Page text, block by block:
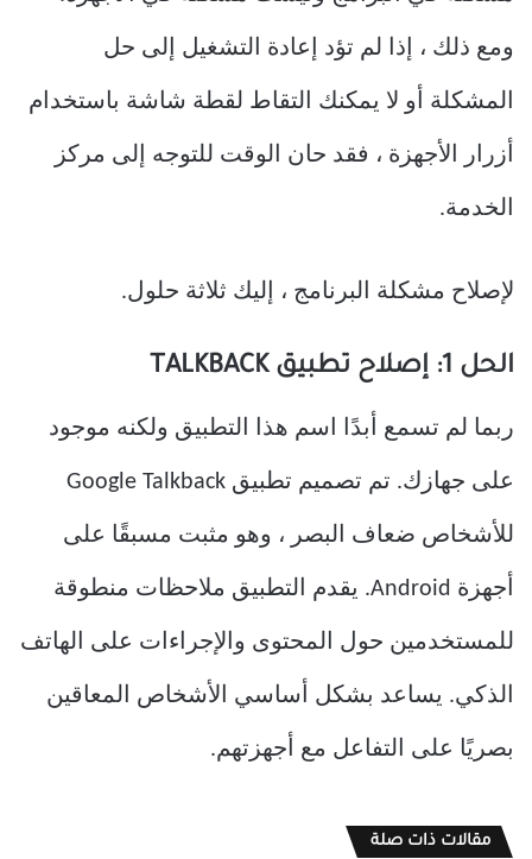
ومع ذلك ، إذا لم تؤد إعادة التشغيل إلى حل
المشكلة أو لا يمكنك التقاط لقطة شاشة باستخدام
أزرار الأجهزة ، فقد حان الوقت للتوجه إلى مركز
الخدمة.
لإصلاح مشكلة البرنامج ، إليك ثلاثة حلول.
الحل 1: إصلاح تطبيق TALKBACK
ربما لم تسمع أبدًا اسم هذا التطبيق ولكنه موجود
على جهازك. تم تصميم تطبيق Google Talkback
للأشخاص ضعاف البصر ، وهو مثبت مسبقًا على
أجهزة Android. يقدم التطبيق ملاحظات منطوقة
للمستخدمين حول المحتوى والإجراءات على الهاتف
الذكي. يساعد بشكل أساسي الأشخاص المعاقين
بصريًا على التفاعل مع أجهزتهم.
مقالات ذات صلة